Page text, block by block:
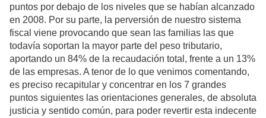
puntos por debajo de los niveles que se habían alcanzado
en 2008. Por su parte, la perversión de nuestro sistema
fiscal viene provocando que sean las familias las que
todavía soportan la mayor parte del peso tributario,
aportando un 84% de la recaudación total, frente a un 13%
de las empresas. A tenor de lo que venimos comentando,
es preciso recapitular y concentrar en los 7 grandes
puntos siguientes las orientaciones generales, de absoluta
justicia y sentido común, para poder revertir esta indecente